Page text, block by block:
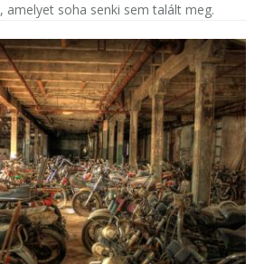
amelyet soha senki sem talált meg.